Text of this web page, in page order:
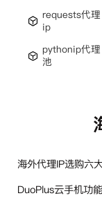
requests代理
ip
pythonip代理
池
海外代理IP选购六